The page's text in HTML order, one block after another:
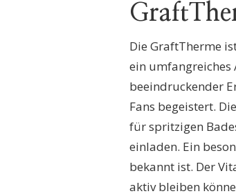
Die GraftTherme
ein umfangreiches
beeindruckender
Fans begeistert.
für spritzigen
einladen. Ein
bekannt ist. Der
aktiv bleiben